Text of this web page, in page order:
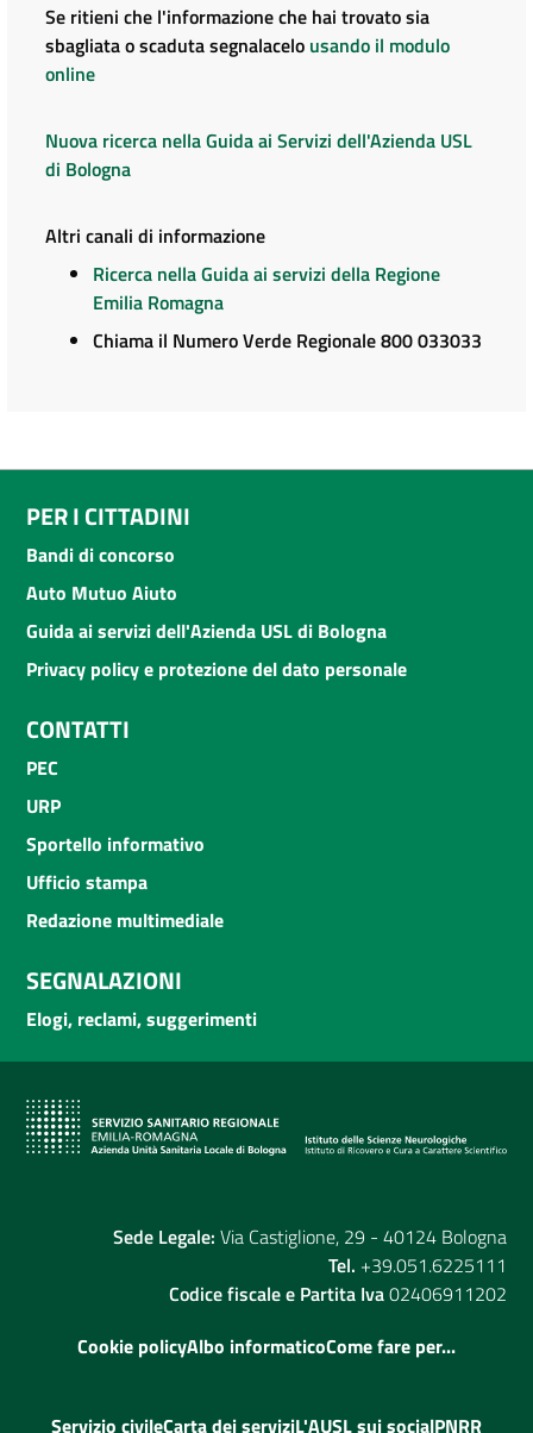
Se ritieni che l'informazione che hai trovato sia
sbagliata o scaduta segnalacelo usando il modulo
online
Nuova ricerca nella Guida ai Servizi dell'Azienda USL
di Bologna
Altri canali di informazione
Ricerca nella Guida ai servizi della Regione
Emilia Romagna
Chiama il Numero Verde Regionale 800 033033
PER I CITTADINI
Bandi di concorso
Auto Mutuo Aiuto
Guida ai servizi dell'Azienda USL di Bologna
Privacy policy e protezione del dato personale
CONTATTI
PEC
URP
Sportello informativo
Ufficio stampa
Redazione multimediale
SEGNALAZIONI
Elogi, reclami, suggerimenti
Sede Legale: Via Castiglione, 29 - 40124 Bologna
Tel. +39.051.6225111
Codice fiscale e Partita Iva02406911202
Cookie policyAlbo informaticoCome fare per...
Servizio civileCarta dei serviziL'AUSL sui socialPNRR